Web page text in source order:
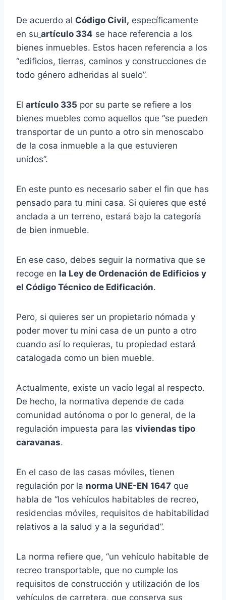
De acuerdo al Código Civil, específicamente
en su artículo 334 se hace referencia a los
bienes inmuebles. Estos hacen referencia a los
“edificios, tierras, caminos y construcciones de
todo género adheridas al suelo”.
El artículo 335 por su parte se refiere a los
bienes muebles como aquellos que “se pueden
transportar de un punto a otro sin menoscabo
de la cosa inmueble a la que estuvieren
unidos”.
En este punto es necesario saber el fin que has
pensado para tu mini casa. Si quieres que esté
anclada a un terreno, estará bajo la categoría
de bien inmueble.
En ese caso, debes seguir la normativa que se
recoge en la Ley de Ordenación de Edificios y
el Código Técnico de Edificación.
Pero, si quieres ser un propietario nómada y
poder mover tu mini casa de un punto a otro
cuando así lo requieras, tu propiedad estará
catalogada como un bien mueble.
Actualmente, existe un vacío legal al respecto.
De hecho, la normativa depende de cada
comunidad autónoma o por lo general, de la
regulación impuesta para las viviendas tipo
caravanas.
En el caso de las casas móviles, tienen
regulación por la norma UNE-EN 1647 que
habla de “los vehículos habitables de recreo,
residencias móviles, requisitos de habitabilidad
relativos a la salud y a la seguridad”.
La norma refiere que, “un vehículo habitable de
recreo transportable, que no cumple los
requisitos de construcción y utilización de los
vehículos de carretera, que conserva sus